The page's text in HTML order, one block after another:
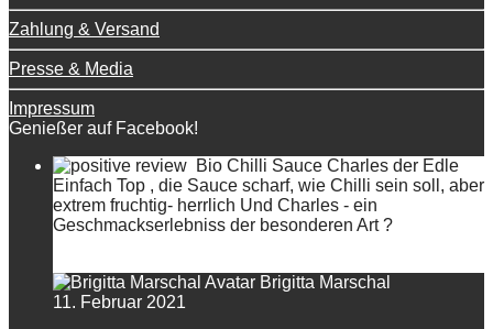
Zahlung & Versand
Presse & Media
Impressum
Genießer auf Facebook!
Bio Chilli Sauce Charles der Edle
Einfach Top , die Sauce scharf, wie Chilli sein soll, aber
extrem fruchtig- herrlich Und Charles - ein
Geschmackserlebniss der besonderen Art ?
Brigitta Marschal
11. Februar 2021